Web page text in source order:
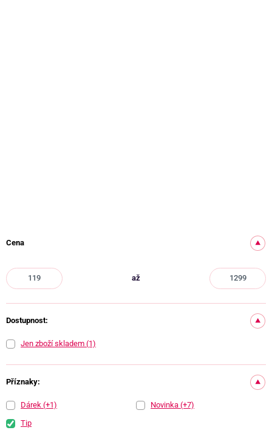
Cena
až
Dostupnost:
Jen zboží skladem (1)
Příznaky:
Dárek (+1) Novinka (+7)
Tip